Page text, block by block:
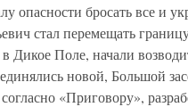
опасности бросать все и
стал перемещать
Поле, начали
новой, Большой
«Приговору»,